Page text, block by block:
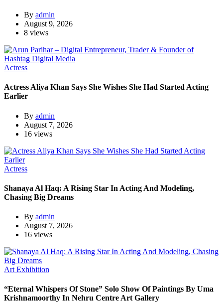
By admin
August 9, 2026
8 views
Actress
Actress Aliya Khan Says She Wishes She Had Started Acting
Earlier
By admin
August 7, 2026
16 views
Actress
Shanaya Al Haq: A Rising Star In Acting And Modeling,
Chasing Big Dreams
By admin
August 7, 2026
16 views
Art Exhibition
“Eternal Whispers Of Stone” Solo Show Of Paintings By Uma
Krishnamoorthy In Nehru Centre Art Gallery